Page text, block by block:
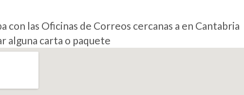
con las Oficinas de Correos cercanas a en Cantabria
alguna carta o paquete